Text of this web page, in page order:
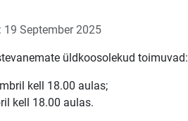
September 2025
üldkoosolekud toimuvad:
kell 18.00 aulas;
kell 18.00 aulas.